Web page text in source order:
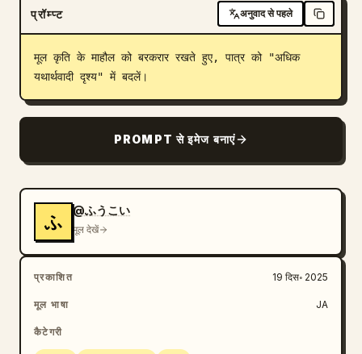
डाउनलोड
ब्लॉग
अपडेट
प्रॉम्प्ट अनुवाद से पहले
मूल कृति के माहौल को बरकरार रखते हुए, पात्र को "अधिक
यथार्थवादी दृश्य" में बदलें।
PROMPT से इमेज बनाएं
ふ
@ふうこい
मूल देखें
प्रकाशित 19 दिस॰ 2025
मूल भाषा JA
कैटेगरी